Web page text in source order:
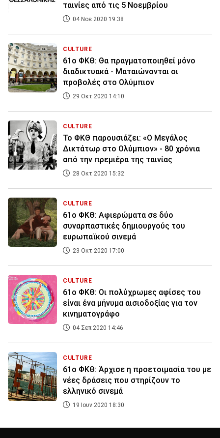
ταινίες από τις 5 Νοεμβρίου
04 Νοε 2020 19:38
CULTURE
61o ΦΚΘ: Θα πραγματοποιηθεί μόνο
διαδικτυακά - Ματαιώνονται οι
προβολές στο Ολύμπιον
29 Οκτ 2020 14:10
CULTURE
To ΦΚΘ παρουσιάζει: «Ο Μεγάλος
Δικτάτωρ στο Ολύμπιον» - 80 χρόνια
από την πρεμιέρα της ταινίας
28 Οκτ 2020 15:32
CULTURE
61ο ΦΚΘ: Αφιερώματα σε δύο
συναρπαστικές δημιουργούς του
ευρωπαϊκού σινεμά
23 Οκτ 2020 17:00
CULTURE
61ο ΦΚΘ: Οι πολύχρωμες αφίσες του
είναι ένα μήνυμα αισιοδοξίας για τον
κινηματογράφο
04 Σεπ 2020 14:46
CULTURE
61ο ΦΚΘ: Άρχισε η προετοιμασία του με
νέες δράσεις που στηρίζουν το
ελληνικό σινεμά
19 Ιουν 2020 18:30